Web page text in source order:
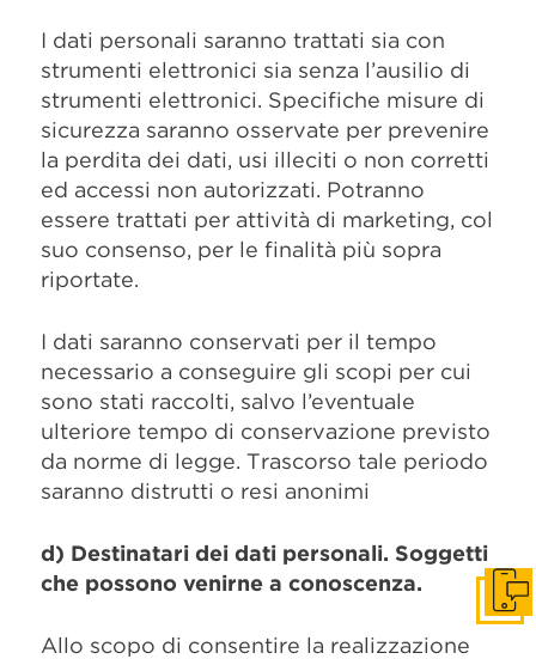
I dati personali saranno trattati sia con
strumenti elettronici sia senza l’ausilio di
strumenti elettronici. Specifiche misure di
sicurezza saranno osservate per prevenire
la perdita dei dati, usi illeciti o non corretti
ed accessi non autorizzati. Potranno
essere trattati per attività di marketing, col
suo consenso, per le finalità più sopra
riportate.
I dati saranno conservati per il tempo
necessario a conseguire gli scopi per cui
sono stati raccolti, salvo l’eventuale
ulteriore tempo di conservazione previsto
da norme di legge. Trascorso tale periodo
saranno distrutti o resi anonimi
d) Destinatari dei dati personali. Soggetti
che possono venirne a conoscenza.
Allo scopo di consentire la realizzazione
Get